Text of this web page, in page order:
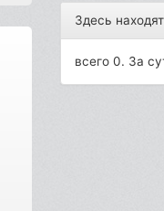
Здесь
всего 0. За